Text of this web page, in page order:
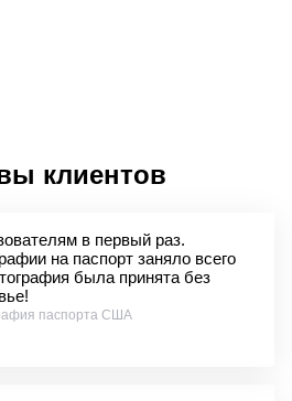
клиентов
в первый раз.
на паспорт заняло всего
была принята без
паспорта США